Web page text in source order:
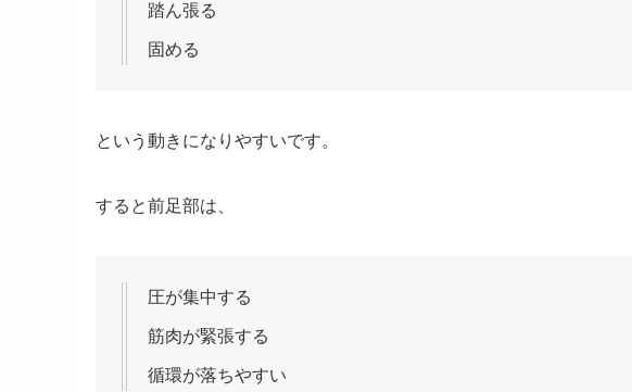
踏ん張る
固める
という動きになりやすいです。
すると前足部は、
圧が集中する
筋肉が緊張する
循環が落ちやすい